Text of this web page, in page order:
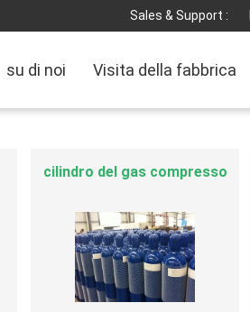
Sales & Support :
su di noi Visita della fabbrica
contenitore del carro